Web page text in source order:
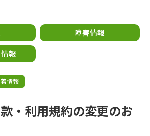
障害情報
報
情報
・利用規約の変更のお